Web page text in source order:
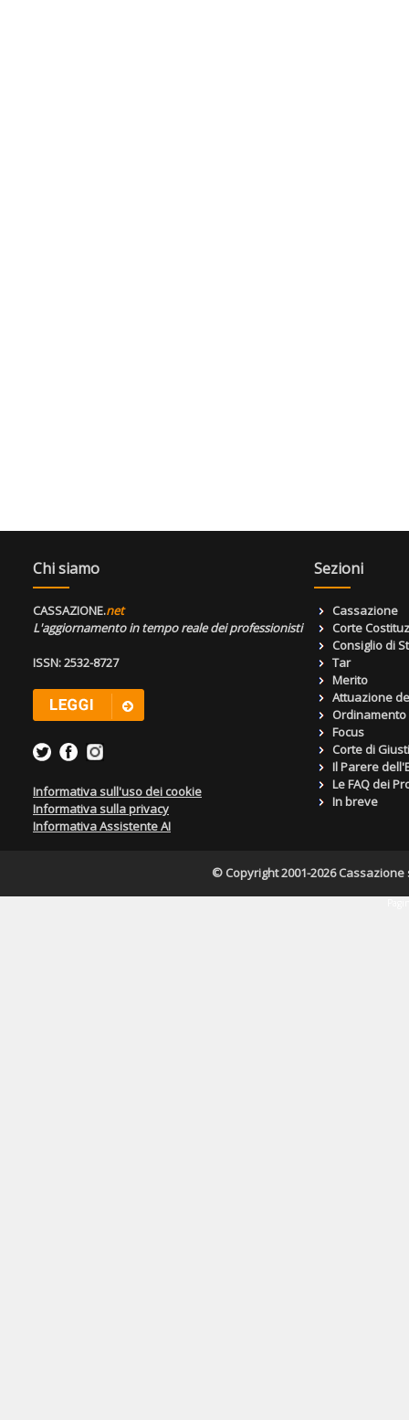
Chi siamo
CASSAZIONE.net
L'aggiornamento in tempo reale dei professionisti
ISSN: 2532-8727
Informativa sull'uso dei cookie
Informativa sulla privacy
Informativa Assistente AI
Sezioni
Cassazione
Corte
Consiglio di
Tar
Merito
Attuazione
Focus
Corte di
Il Parere
Le FAQ dei
In breve
© Copyright 2001-2026 Cassazione